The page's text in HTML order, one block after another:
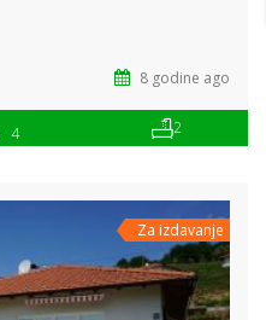
8 godine ago
4 2
Za izdavanje